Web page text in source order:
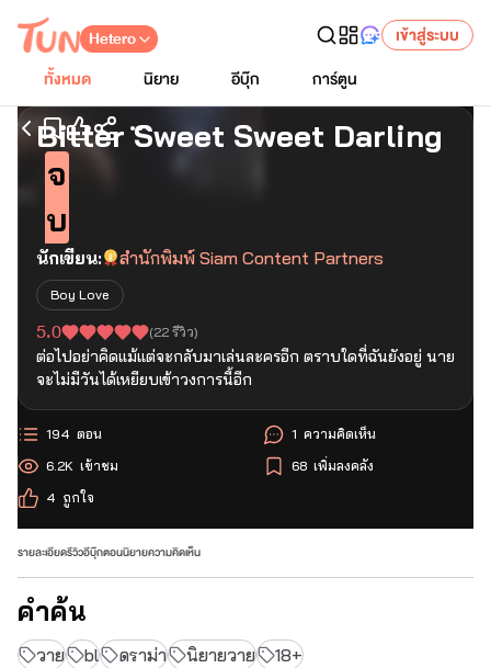
Hetero
เข้าสู่ระบบ
ทั้งหมด
นิยาย อีบุ๊ก การ์ตูน
เริ่มอ่านตอนแรก
Bitter Sweet Sweet Darling
จ
บ
นักเขียน: สำนักพิมพ์ Siam Content Partners
Boy Love
5.0 (22 รีวิว)
ต่อไปอย่าคิดแม้แต่จะกลับมาเล่นละครอีก ตราบใดที่ฉันยังอยู่ นาย
จะไม่มีวันได้เหยียบเข้าวงการนี้อีก
ตอน
194
เข้าชม
6.2K
ถูกใจ
4
ความคิดเห็น
1
เพิ่มลงคลัง
68
รายละเอียดรีวิวอีบุ๊กตอนนิยายความคิดเห็น
คำค้น
วาย ฺbl ดราม่า นิยายวาย 18+